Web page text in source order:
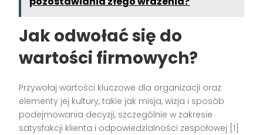
Jak odwołać się do
wartości firmowych?
Przywołaj wartości kluczowe dla organizacji oraz
elementy jej kultury, takie jak misja, wizja i sposób
podejmowania decyzji, szczególnie w zakresie
satysfakcji klienta i odpowiedzialności zespołowej [1]